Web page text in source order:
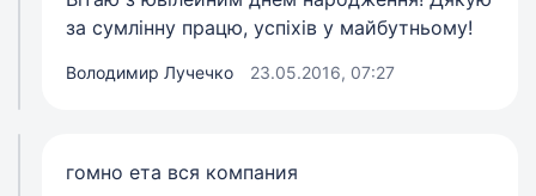
за сумлінну працю, успіхів у майбутньому!
Володимир Лучечко 23.05.2016, 07:27
гомно ета вся компания